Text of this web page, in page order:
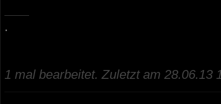
.
1 mal bearbeitet. Zuletzt am 28.06.13